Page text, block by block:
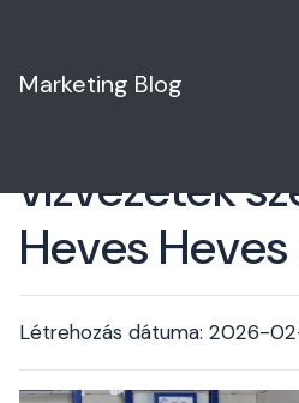
Marketing Blog
vízvezeték
Heves
Létrehozás dátuma: 2026-